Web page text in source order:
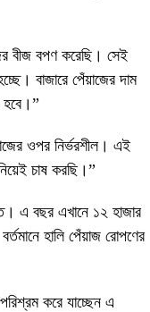
বীজ বপণ করেছি। সেই
বাজারে পেঁয়াজের দাম
ওপর নির্ভরশীল। এই
চাষ করছি।”
এ বছর এখানে ১২ হাজার
হালি পেঁয়াজ রোপণের
করে যাচ্ছেন এ